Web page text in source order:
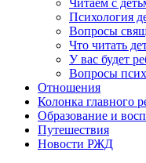
Читаем с
Психология
Вопросы
Что читать
У вас будет
Вопросы
Отношения
Колонка главного
Образование и
Путешествия
Новости РЖД